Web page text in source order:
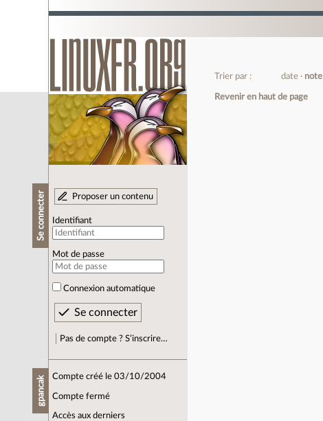
Se connecter Proposer un contenu
Identifiant
Mot de passe
Connexion automatique
Pas de compte ? S’inscrire…
gpancak Compte créé le 03/10/2004
Compte fermé
Accès aux derniers
Trier par : date note
Revenir en haut de page